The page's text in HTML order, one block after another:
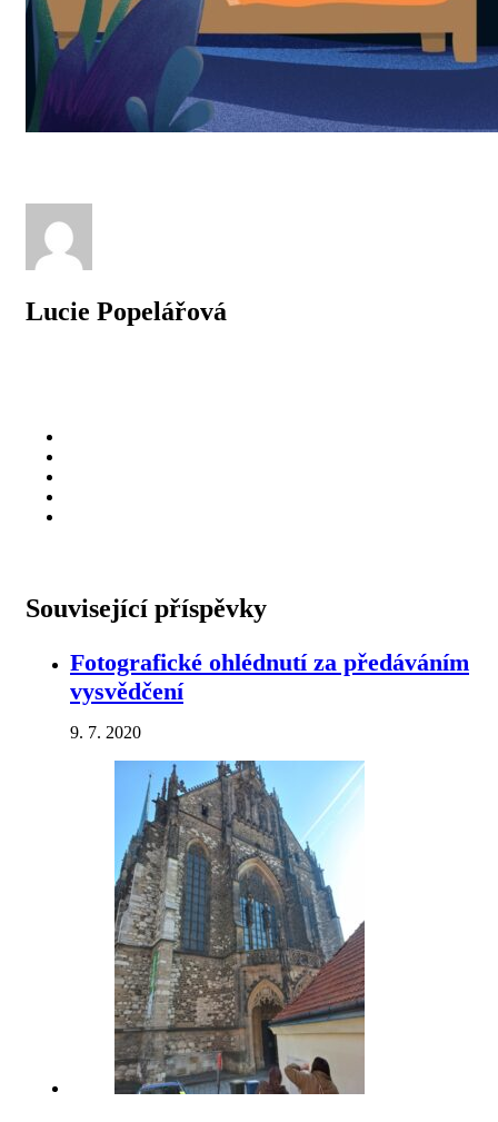
Lucie Popelářová
Související příspěvky
Fotografické ohlédnutí za předáváním
vysvědčení
9. 7. 2020